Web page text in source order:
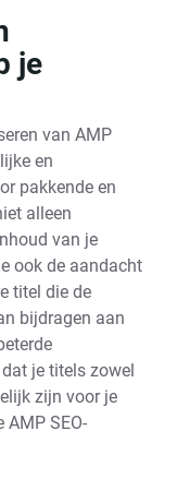
je
van AMP
en
pakkende en
alleen
van je
ook de aandacht
titel die de
bijdragen aan
je titels zowel
zijn voor je
SEO-